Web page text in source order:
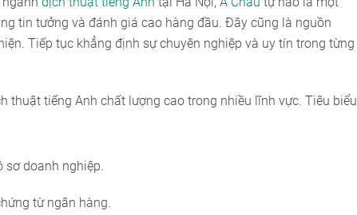
tin tưởng và đánh giá cao hàng đầu. Đây cũng là nguồn
Tiếp tục khẳng định sự chuyên nghiệp và uy tín trong từng
thuật tiếng Anh chất lượng cao trong nhiều lĩnh vực. Tiêu biểu
sơ doanh nghiệp.
từ ngân hàng.